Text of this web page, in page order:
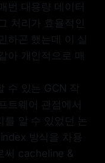
번 대용량 데이터
처리가 효율적인
하곤 했는데 이 실
아 개인적으로 매
수 있는 GCN 작
트웨어 관점에서
알 수 있었던 논
방식을 차용
써 cacheline &